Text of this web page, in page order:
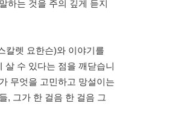
하는 것을 주의 깊게 듣지
칼렛 요한슨)와 이야기를
수 있다는 점을 깨닫습니
무엇을 고민하고 망설이는
, 그가 한 걸음 한 걸음 그